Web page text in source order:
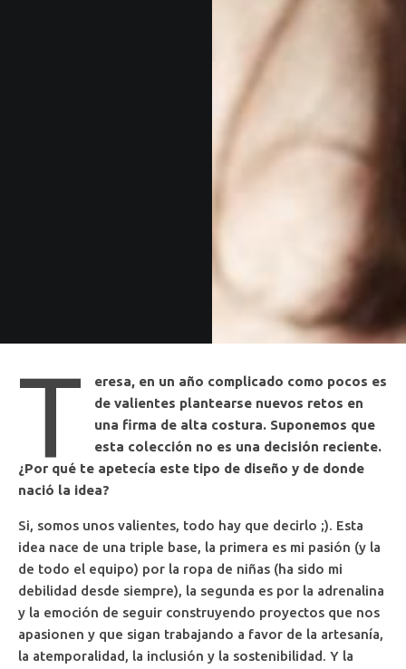
T
eresa, en un año complicado como pocos es
de valientes plantearse nuevos retos en
una firma de alta costura. Suponemos que
esta colección no es una decisión reciente.
¿Por qué te apetecía este tipo de diseño y de donde
nació la idea?
Si, somos unos valientes, todo hay que decirlo ;). Esta
idea nace de una triple base, la primera es mi pasión (y la
de todo el equipo) por la ropa de niñas (ha sido mi
debilidad desde siempre), la segunda es por la adrenalina
y la emoción de seguir construyendo proyectos que nos
apasionen y que sigan trabajando a favor de la artesanía,
la atemporalidad, la inclusión y la sostenibilidad. Y la